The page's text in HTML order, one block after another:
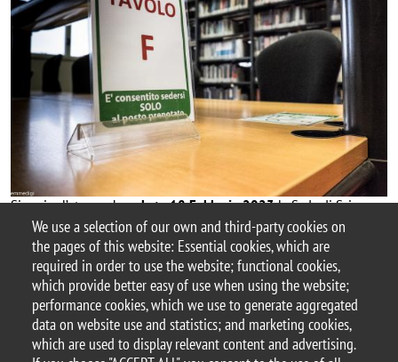
We use a selection of our own and third-party cookies on
the pages of this website: Essential cookies, which are
required in order to use the website; functional cookies,
which provide better easy of use when using the website;
performance cookies, which we use to generate aggregated
data on website use and statistics; and marketing cookies,
which are used to display relevant content and advertising.
Si avvisa l’utenza chesabato 18 Febbraio 2023la Sede di Scienze
aprirà alleore 10.00per attività di verifica delle sicurezze degli
impianti elettrici dell’edificio U2-QUANTUM.
Ci scusiamo per il disagio.